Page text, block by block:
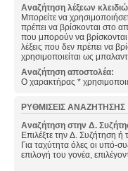
Αναζήτηση λέξεων
Μπορείτε να
πρέπει να βρίσκονται στο
που μπορούν να
λέξεις που δεν πρέπει να
χρησιμοποιείται ως
Αναζήτηση αποστολέα:
Ο χαρακτήρας *
ΡΥΘΜΊΣΕΙΣ ΑΝΑΖΉΤΗΣΗΣ
Αναζήτηση στην Δ.
Επιλέξτε την Δ. Συζήτηση ή
Για ταχύτητα όλες οι υπό-
επιλογή του γονέα,